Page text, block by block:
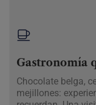
Gastronomía
Chocolate belga,
mejillones: